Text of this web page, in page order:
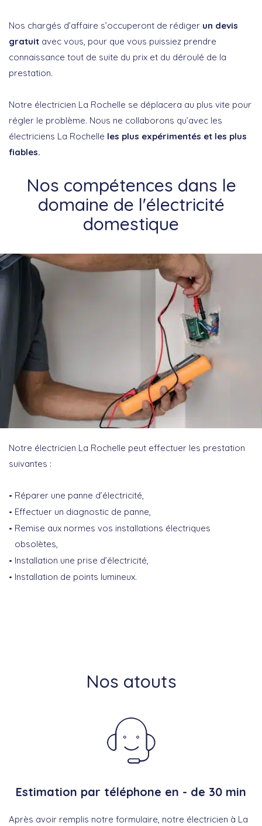
Nos chargés d’affaire s’occuperont de rédiger un devis
gratuit avec vous, pour que vous puissiez prendre
connaissance tout de suite du prix et du déroulé de la
prestation.
Notre électricien La Rochelle se déplacera au plus vite pour
régler le problème. Nous ne collaborons qu’avec les
électriciens La Rochelle les plus expérimentés et les plus
fiables.
Nos compétences dans le
domaine de l'électricité
domestique
Notre électricien La Rochelle peut effectuer les prestation
suivantes :
Réparer une panne d’électricité,
Effectuer un diagnostic de panne,
Remise aux normes vos installations électriques
obsolètes,
Installation une prise d’électricité,
Installation de points lumineux.
Nos atouts
Estimation par téléphone en - de 30 min
Après avoir remplis notre formulaire, notre électricien à La